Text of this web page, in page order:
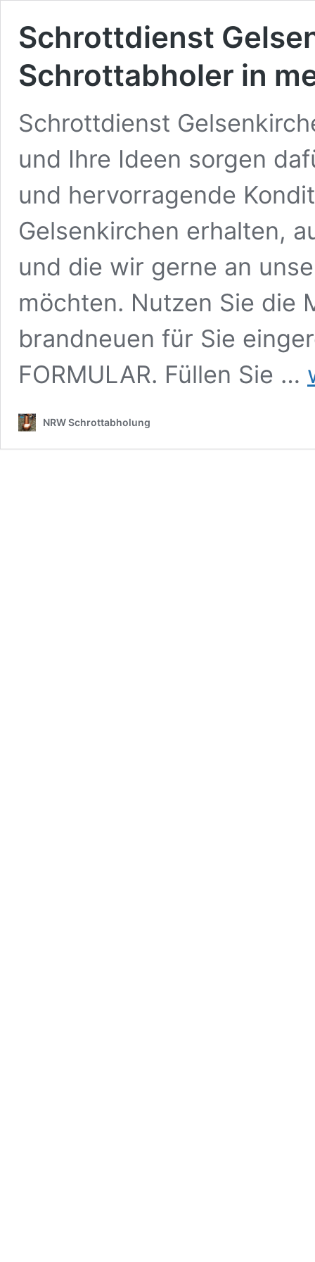
Schrottdienst
Schrottabholer in
Schrottdienst
und Ihre Ideen sorgen
und hervorragende
Gelsenkirchen erhalten,
und die wir gerne an
möchten. Nutzen Sie die
brandneuen für Sie
FORMULAR. Füllen Sie …
NRW Schrottabholung